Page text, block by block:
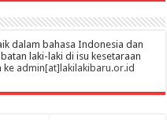
dalam bahasa Indonesia dan
laki-laki di isu kesetaraan
ke admin[at]lakilakibaru.or.id